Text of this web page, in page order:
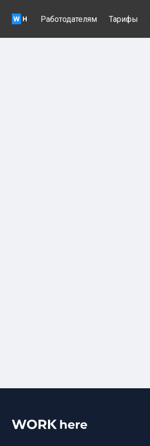
Работодателям Тарифы